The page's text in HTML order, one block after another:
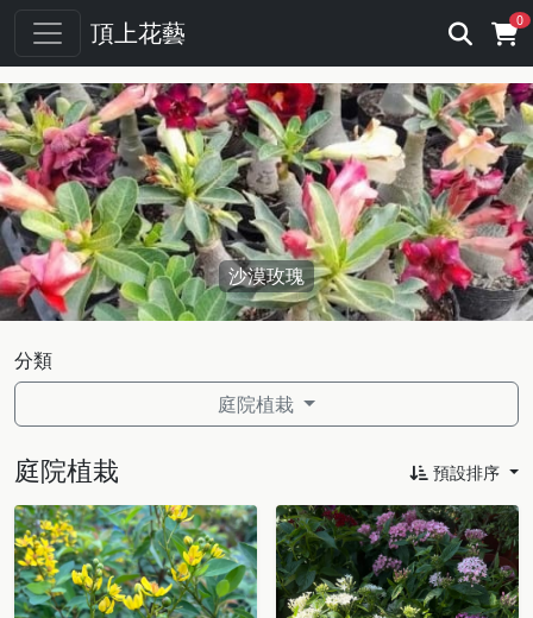
頂上花藝 0
沙漠玫瑰
分類
庭院植栽
庭院植栽 預設排序